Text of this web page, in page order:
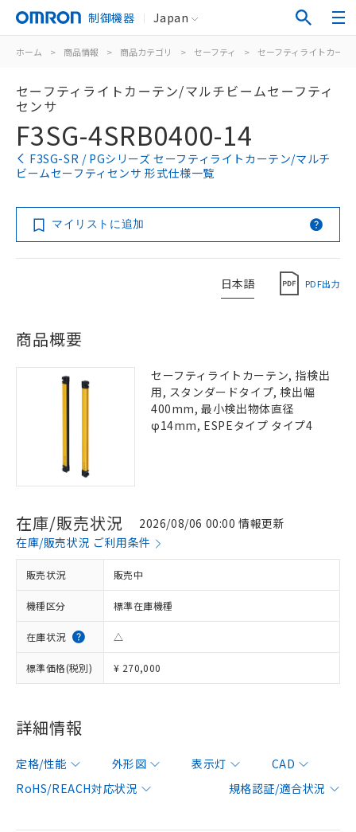
制御機器 Japan
ホーム > 商品情報 > 商品カテゴリ > セーフティ > セーフティライトカー
セーフティライトカーテン/マルチビームセーフティ
センサ
F3SG-4SRB0400-14
F3SG-SR / PGシリーズ セーフティライトカーテン/マルチ
ビームセーフティセンサ 形式仕様一覧
マイリストに追加
日本語 PDF出力
商品概要
セーフティライトカーテン, 指検出
用, スタンダードタイプ, 検出幅
400mm, 最小検出物体直径
φ14mm, ESPEタイプ タイプ4
在庫/販売状況
2026/08/06 00:00 情報更新
在庫/販売状況 ご利用条件
販売状況 販売中
機種区分 標準在庫機種
在庫状況 △
標準価格(税別) ¥ 270,000
詳細情報
定格/性能 外形図 表示灯
CAD
RoHS/REACH対応状況
規格認証/適合状況